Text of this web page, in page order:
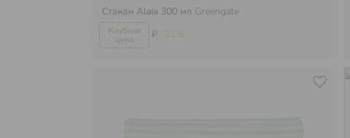
₽ -21%
Стакан Alaia 300 мл Greengate